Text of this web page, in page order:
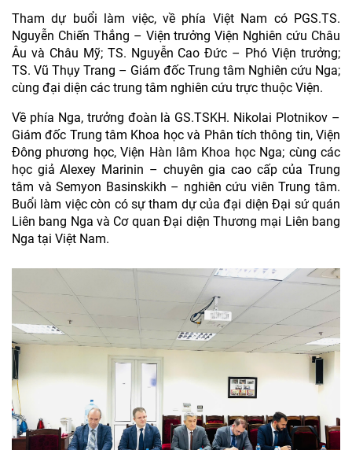
Tham dự buổi làm việc, về phía Việt Nam có PGS.TS.
Nguyễn Chiến Thắng – Viện trưởng Viện Nghiên cứu Châu
Âu và Châu Mỹ; TS. Nguyễn Cao Đức – Phó Viện trưởng;
TS. Vũ Thụy Trang – Giám đốc Trung tâm Nghiên cứu Nga;
cùng đại diện các trung tâm nghiên cứu trực thuộc Viện.
Về phía Nga, trưởng đoàn là GS.TSKH. Nikolai Plotnikov –
Giám đốc Trung tâm Khoa học và Phân tích thông tin, Viện
Đông phương học, Viện Hàn lâm Khoa học Nga; cùng các
học giả Alexey Marinin – chuyên gia cao cấp của Trung
tâm và Semyon Basinskikh – nghiên cứu viên Trung tâm.
Buổi làm việc còn có sự tham dự của đại diện Đại sứ quán
Liên bang Nga và Cơ quan Đại diện Thương mại Liên bang
Nga tại Việt Nam.